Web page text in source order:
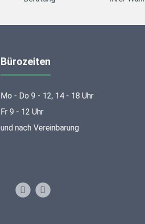
Bürozeiten
Mo - Do 9 - 12, 14 - 18 Uhr
Fr 9 - 12 Uhr
und nach Vereinbarung